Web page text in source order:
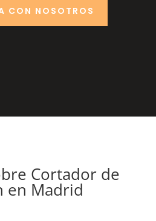
CON NOSOTROS
Cortador de
en Madrid